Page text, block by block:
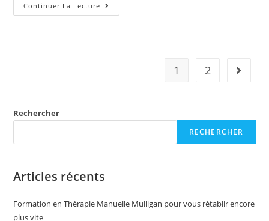
Continuer La Lecture
1 2
Rechercher
RECHERCHER
Articles récents
Formation en Thérapie Manuelle Mulligan pour vous rétablir encore
plus vite